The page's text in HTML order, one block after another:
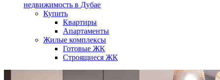
недвижимость в Дубае
Купить
Квартиры
Апартаменты
Жилые комплексы
Готовые ЖК
Строящиеся ЖК